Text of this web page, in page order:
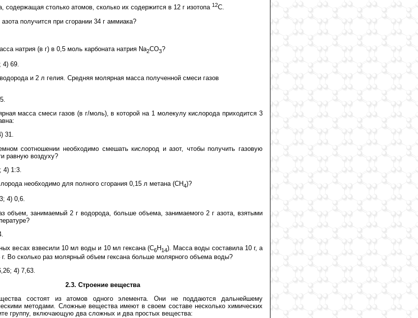
содержащая столько атомов, сколько их содержится в 12 г изотопа 12С.
получится при сгорании 34 г аммиака?
натрия (в г) в 0,5 моль карбоната натрия Na2CO3?
4) 69.
и 2 л гелия. Средняя молярная масса полученной смеси газов
масса смеси газов (в г/моль), в которой на 1 молекулу кислорода приходится 3
31.
соотношении необходимо смешать кислород и азот, чтобы получить газовую
равную воздуху?
4) 1:3.
необходимо для полного сгорания 0,15 л метана (СН4)?
4) 0,6.
объем, занимаемый 2 г водорода, больше объема, занимаемого 2 г азота, взятыми
весах взвесили 10 мл воды и 10 мл гексана (С6Н14). Масса воды составила 10 г, а
г. Во сколько раз молярный объем гексана больше молярного объема воды?
4) 7,63.
2.3. Строение вещества
состоят из атомов одного элемента. Они не поддаются дальнейшему
методами. Сложные вещества имеют в своем составе несколько химических
группу, включающую два сложных и два простых вещества: